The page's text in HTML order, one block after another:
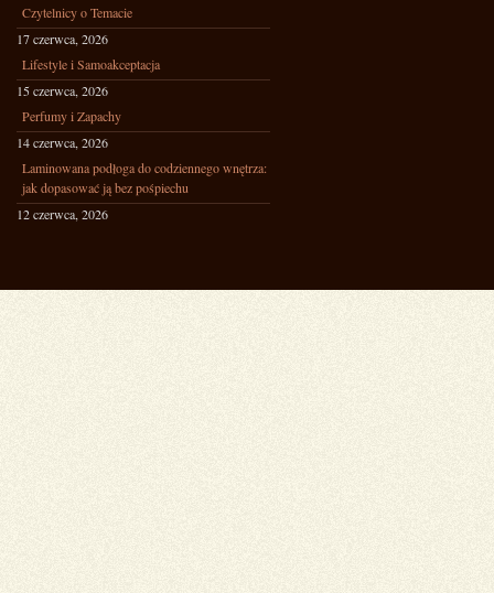
Czytelnicy o Temacie
17 czerwca, 2026
Lifestyle i Samoakceptacja
15 czerwca, 2026
Perfumy i Zapachy
14 czerwca, 2026
Laminowana podłoga do codziennego wnętrza:
jak dopasować ją bez pośpiechu
12 czerwca, 2026